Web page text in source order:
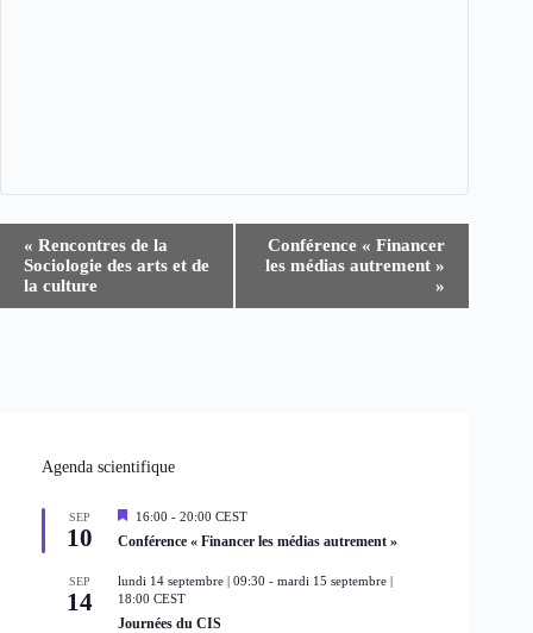
« Rencontres de la
Sociologie des arts et de
la culture
Conférence « Financer
les médias autrement »
»
Agenda scientifique
SEP
10
M
s
n
a
v
16:00 - 20:00 CEST
Conférence « Financer les médias autrement »
SEP
14
lundi 14 septembre | 09:30 - mardi 15 septembre |
18:00 CEST
Journées du CIS